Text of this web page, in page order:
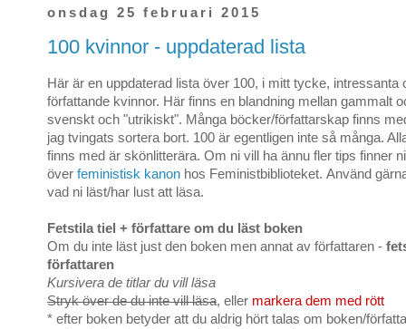
onsdag 25 februari 2015
100 kvinnor - uppdaterad lista
Här är en uppdaterad lista över 100, i mitt tycke, intressanta
författande kvinnor. Här finns en blandning mellan gammalt
svenskt och "utrikiskt". Många böcker/författarskap finns
jag tvingats sortera bort. 100 är egentligen inte så många.
finns med är skönlitterära. Om ni vill ha ännu fler tips finner
över feministisk kanon hos Feministbiblioteket. Använd
vad ni läst/har lust att läsa.
Fetstila tiel + författare om du läst boken
Om du inte läst just den boken men annat av författaren -
författaren
Kursivera de titlar du vill läsa
Stryk över de du inte vill läsa, eller markera dem med rött
* efter boken betyder att du aldrig hört talas om boken/